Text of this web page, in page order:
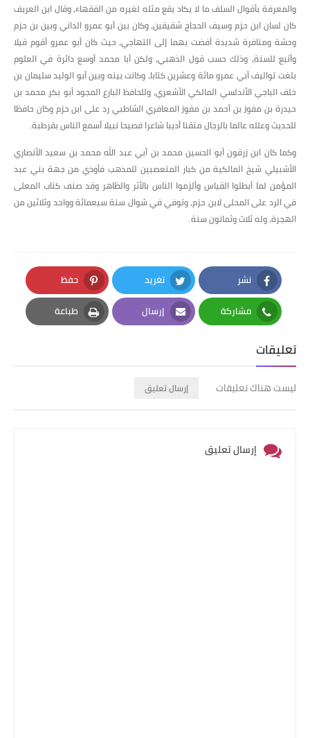
والمعرفة بأقوال السلف ما لا يكاد يقع مثله لغيره من الفقهاء، وقال ابن العريف
كان لسان ابن حزم وسيف الحجاج شقيقين، وكان بين أبو عمرو الداني وبين بن حزم
وحشة ومنافرة شديدة أفضت بهما إلى التهاجي، حيث كان أبو عمرو أقوم قيلا
وأتبع للسنة، وذلك حسب قول الذهبي، ولكن أبا محمد أوسع دائرة في العلوم
بلغت تواليف أبي عمرو مائة وعشرين كتابا، وكانت بينه وبين أبو الوليد سليمان بن
خلف الباجي الأندلسي المالكي الأشعري، وللحافظ البارع المجود أبو بكر محمد بن
حيدرة بن مفوز بن أحمد بن مفوز المعافري الشاطبي رد على ابن حزم وكان حافظا
للحديث وعلله عالما بالرجال متقنا أديبا شاعرا فصيحا نبيلا أسمع الناس بقرطبة.
وكما كان ابن زرقون أبو الحسين محمد بن أبي عبد الله محمد بن سعيد الأنصاري
الأشبيلي شيخ المالكية من كبار المتعصبين للمذهب فأوذي من جهة بني عبد
المؤمن لما أبطلوا القياس وألزموا الناس بالأثر والظاهر وقد صنف كتاب المعلى
في الرد على المحلى لابن حزم، وتوفي في شوال سنة سبعمائة وواحد وثلاثين من
الهجرة، وله ثلاث وثمانون سنة.
نشر
Facebook
تغريد
Twitter
حفظ
Pinterest
مشاركة
Whatsapp
إرسال
Email
طباعة
Print
تعليقات
ليست هناك تعليقات إرسال تعليق
إرسال تعليق